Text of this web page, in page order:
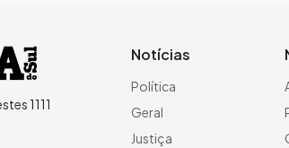
1111
Notícias
Política
Geral
Justiça